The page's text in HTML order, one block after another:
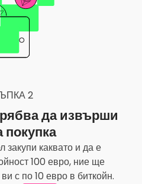
2
да извърши
покупка
закупи каквато и да е
100 евро, ние ще
с по 10 евро в биткойн.